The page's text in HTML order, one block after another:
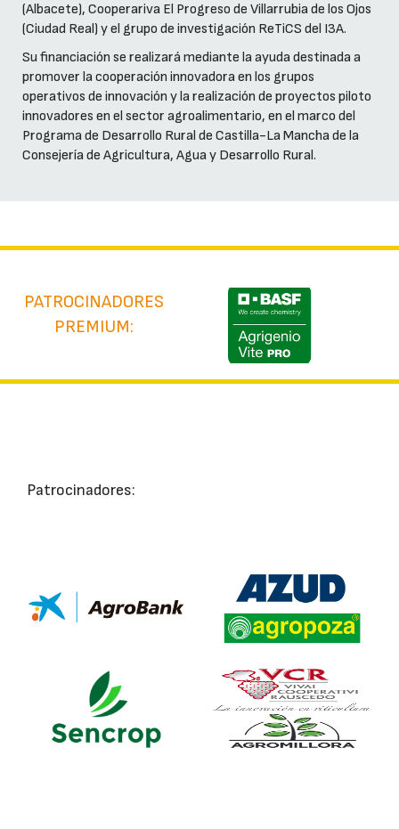
(Albacete), Cooperariva El Progreso de Villarrubia de los Ojos
(Ciudad Real) y el grupo de investigación ReTiCS del I3A.
Su financiación se realizará mediante la ayuda destinada a
promover la cooperación innovadora en los grupos
operativos de innovación y la realización de proyectos piloto
innovadores en el sector agroalimentario, en el marco del
Programa de Desarrollo Rural de Castilla-La Mancha de la
Consejería de Agricultura, Agua y Desarrollo Rural.
PATROCINADORES
PREMIUM:
Patrocinadores: